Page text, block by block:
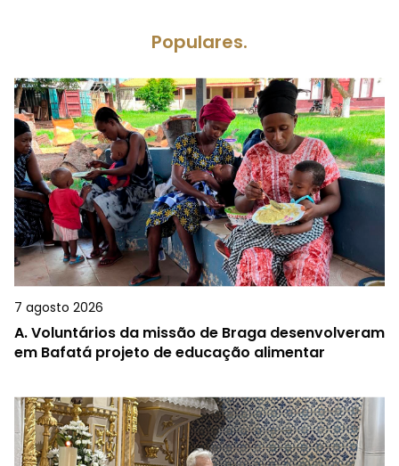
Populares.
7 agosto 2026
A.Voluntários da missão de Braga desenvolveram
em Bafatá projeto de educação alimentar